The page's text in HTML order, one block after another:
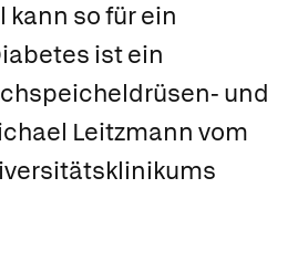
so für ein
ist ein
und
Leitzmann vom